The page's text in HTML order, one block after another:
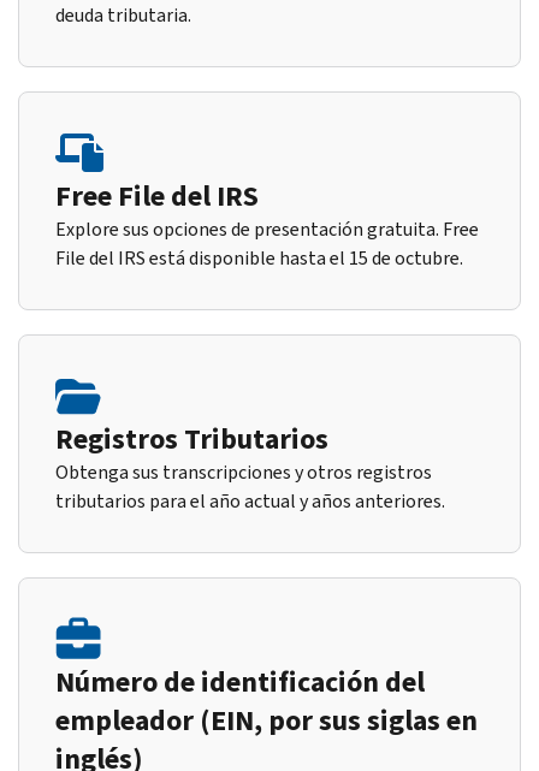
deuda tributaria.
Free File del IRS
Explore sus opciones de presentación gratuita. Free
File del IRS está disponible hasta el 15 de octubre.
Registros Tributarios
Obtenga sus transcripciones y otros registros
tributarios para el año actual y años anteriores.
Número de identificación del
empleador (EIN, por sus siglas en
inglés)